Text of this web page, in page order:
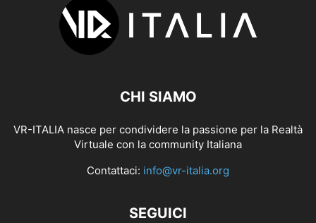
CHI SIAMO
VR-ITALIA nasce per condividere la passione per la Realtà
Virtuale con la community Italiana
Contattaci: info@vr-italia.org
SEGUICI